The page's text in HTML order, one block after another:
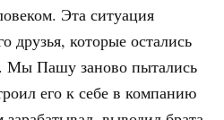
Эта ситуация
друзья, которые остались
Мы Пашу заново пытались
его к себе в компанию